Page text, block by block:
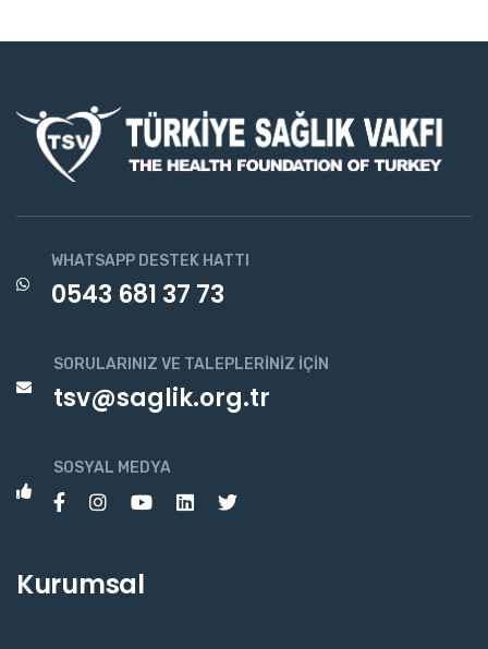
WHATSAPP DESTEK HATTI
0543 681 37 73
SORULARINIZ VE TALEPLERINIZ İÇIN
tsv@saglik.org.tr
SOSYAL MEDYA
Kurumsal